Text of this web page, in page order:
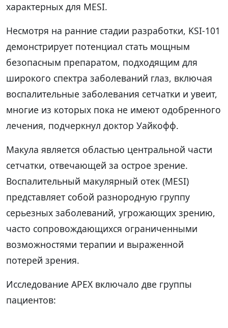
характерных для MESI.
Несмотря на ранние стадии разработки, KSI-101
демонстрирует потенциал стать мощным
безопасным препаратом, подходящим для
широкого спектра заболеваний глаз, включая
воспалительные заболевания сетчатки и увеит,
многие из которых пока не имеют одобренного
лечения, подчеркнул доктор Уайкофф.
Макула является областью центральной части
сетчатки, отвечающей за острое зрение.
Воспалительный макулярный отек (MESI)
представляет собой разнородную группу
серьезных заболеваний, угрожающих зрению,
часто сопровождающихся ограниченными
возможностями терапии и выраженной
потерей зрения.
Исследование APEX включало две группы
пациентов: